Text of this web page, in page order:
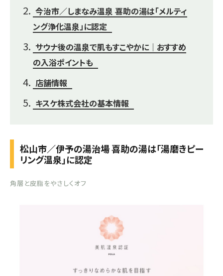
今治市／しまなみ温泉 喜助の湯は「メルティ
ング浄化温泉」に認定
サウナ後の温泉で肌もすこやかに｜おすすめ
の入浴ポイントも
店舗情報
キスケ株式会社の基本情報
松山市／伊予の湯治場 喜助の湯は「湯磨きピー
リング温泉」に認定
角層と皮脂をやさしくオフ